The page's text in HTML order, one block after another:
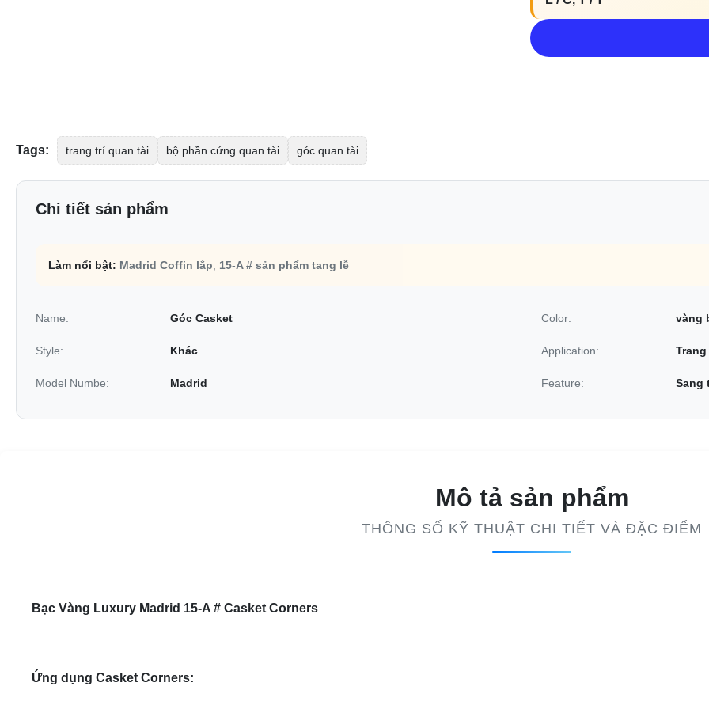
Tags: trang trí quan tài bộ phần cứng quan tài góc quan tài
Chi tiết sản phẩm
Làm nổi bật: Madrid Coffin lắp 15-A # sản phẩm tang lễ
Name: Góc Casket Color: vàng
Style: Khác Application:
Model Numbe: Madrid Feature: Sang
Mô tả sản phẩm
THÔNG SỐ KỸ THUẬT CHI TIẾT VÀ ĐẶC ĐIỂM
Bạc Vàng Luxury Madrid 15-A # Casket Corners
Ứng dụng Casket Corners: